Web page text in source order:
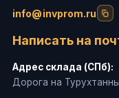
info@invprom.ru
Написать на
Адрес склада (СПб):
Дорога на